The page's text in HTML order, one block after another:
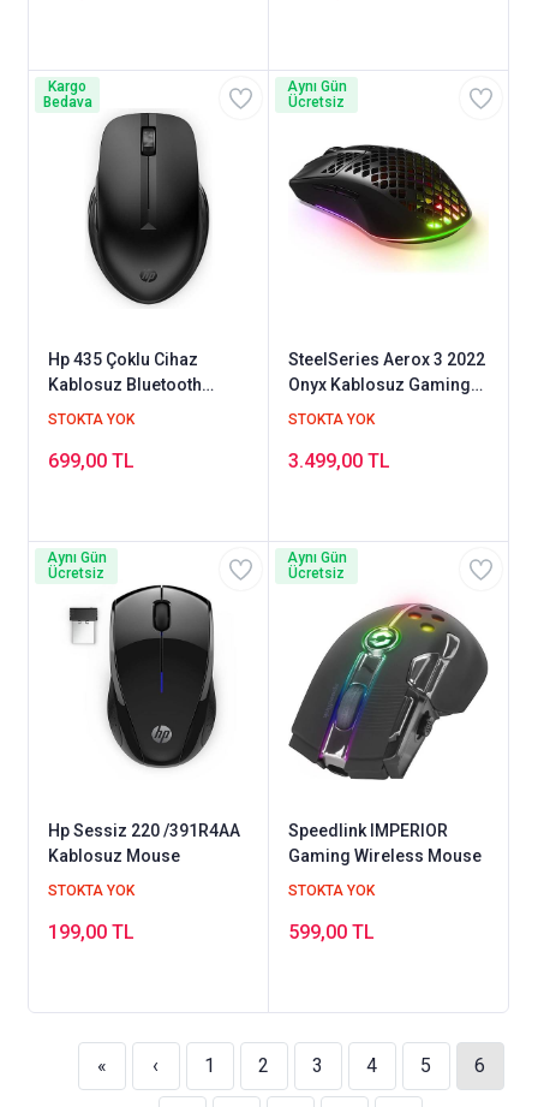
Hp 435 Çoklu Cihaz
Kablosuz Bluetooth
Mouse 3B4Q5AA
STOKTA YOK
699,00 TL
Kargo
Bedava
SteelSeries Aerox 3 2022
Onyx Kablosuz Gaming
Mouse
STOKTA YOK
3.499,00 TL
Aynı Gün
Ücretsiz
Hp Sessiz 220 /391R4AA
Kablosuz Mouse
STOKTA YOK
199,00 TL
Aynı Gün
Ücretsiz
Speedlink IMPERIOR
Gaming Wireless Mouse
STOKTA YOK
599,00 TL
Aynı Gün
Ücretsiz
« ‹ 1 2 3 4 5 6